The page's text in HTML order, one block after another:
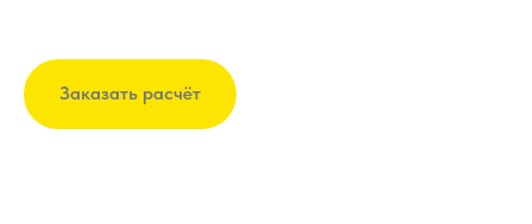
Заказать расчёт